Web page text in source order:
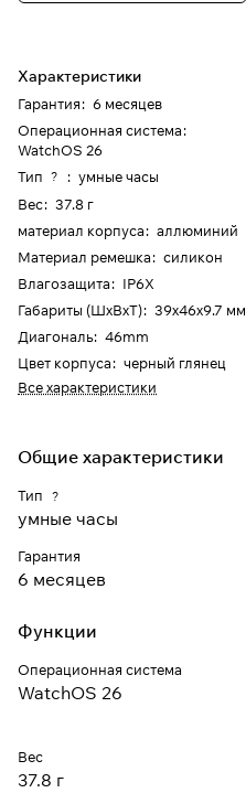
Характеристики
Гарантия: 6 месяцев
Операционная система:
WatchOS 26
Тип ? : умные часы
Вес: 37.8 г
материал корпуса: аллюминий
Материал ремешка: силикон
Влагозащита: IP6X
Габариты (ШхВхТ): 39x46x9.7 мм
Диагональ: 46mm
Цвет корпуса: черный глянец
Все характеристики
Общие характеристики
Тип ?
умные часы
Гарантия
6 месяцев
Функции
Операционная система
WatchOS 26
Вес
37.8 г